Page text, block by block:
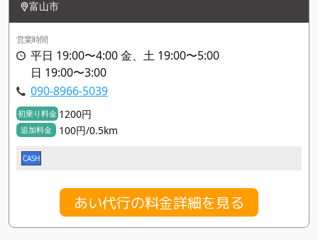
富山市
営業時間
平日 19:00〜4:00 金、土 19:00〜5:00
日 19:00〜3:00
090-8966-5039
初乗り料金 1200円
追加料金 100円/0.5km
CASH
あい代行の料金詳細を見る